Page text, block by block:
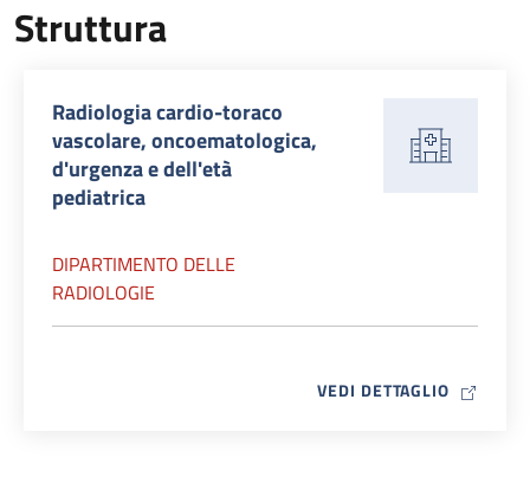
Struttura
Radiologia cardio-toraco
vascolare, oncoematologica,
d'urgenza e dell'età
pediatrica
DIPARTIMENTO DELLE
RADIOLOGIE
VEDI DETTAGLIO MAP ICON